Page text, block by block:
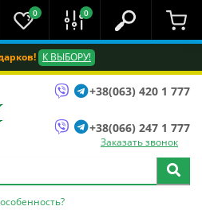
К ВЫБОРУ!
0 0
+38(063) 420 1 777
+38(066) 247 1 777
Заказать звонок